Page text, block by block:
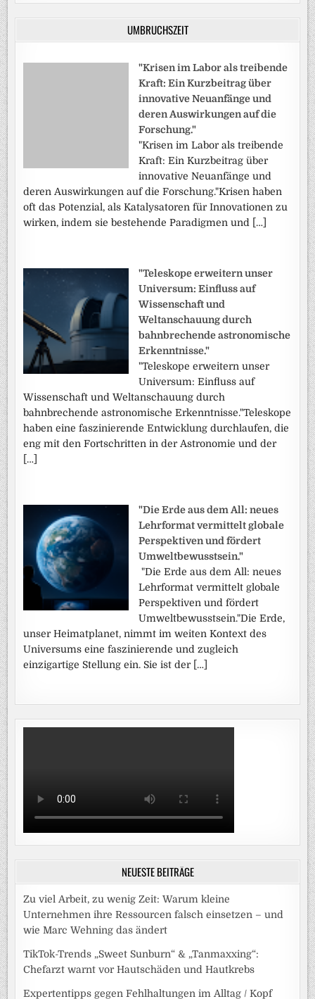
UMBRUCHSZEIT
"Krisen im Labor als treibende
Kraft: Ein Kurzbeitrag über
innovative Neuanfänge und
deren Auswirkungen auf die
Forschung."
"Krisen im Labor als treibende
Kraft: Ein Kurzbeitrag über
innovative Neuanfänge und
deren Auswirkungen auf die Forschung."Krisen haben
oft das Potenzial, als Katalysatoren für Innovationen zu
wirken, indem sie bestehende Paradigmen und […]
"Teleskope erweitern unser
Universum: Einfluss auf
Wissenschaft und
Weltanschauung durch
bahnbrechende astronomische
Erkenntnisse."
"Teleskope erweitern unser
Universum: Einfluss auf
Wissenschaft und Weltanschauung durch
bahnbrechende astronomische Erkenntnisse."Teleskope
haben eine faszinierende Entwicklung durchlaufen, die
eng mit den Fortschritten in der Astronomie und der
[…]
"Die Erde aus dem All: neues
Lehrformat vermittelt globale
Perspektiven und fördert
Umweltbewusstsein."
"Die Erde aus dem All: neues
Lehrformat vermittelt globale
Perspektiven und fördert
Umweltbewusstsein."Die Erde,
unser Heimatplanet, nimmt im weiten Kontext des
Universums eine faszinierende und zugleich
einzigartige Stellung ein. Sie ist der […]
NEUESTE BEITRÄGE
Zu viel Arbeit, zu wenig Zeit: Warum kleine
Unternehmen ihre Ressourcen falsch einsetzen – und
wie Marc Wehning das ändert
TikTok-Trends „Sweet Sunburn“ & „Tanmaxxing“:
Chefarzt warnt vor Hautschäden und Hautkrebs
Expertentipps gegen Fehlhaltungen im Alltag / Kopf